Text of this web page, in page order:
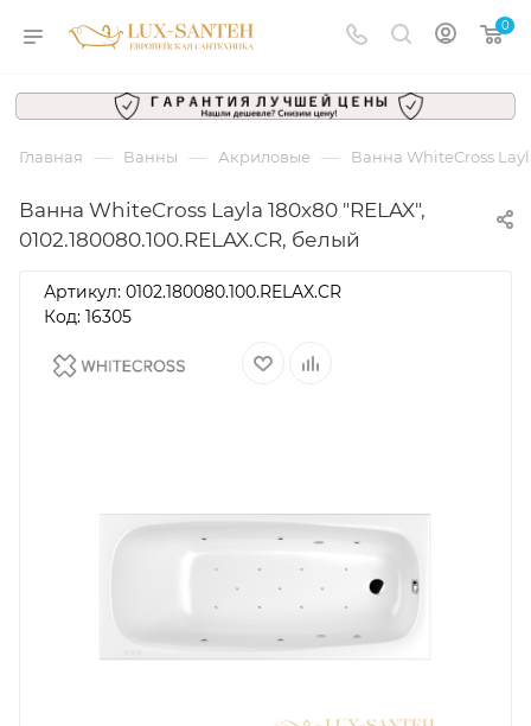
0
Главная — Ванны — Акриловые — Ванна WhiteCross
Ванна WhiteCross Layla 180x80 "RELAX",
0102.180080.100.RELAX.CR, белый
Артикул: 0102.180080.100.RELAX.CR
Код: 16305